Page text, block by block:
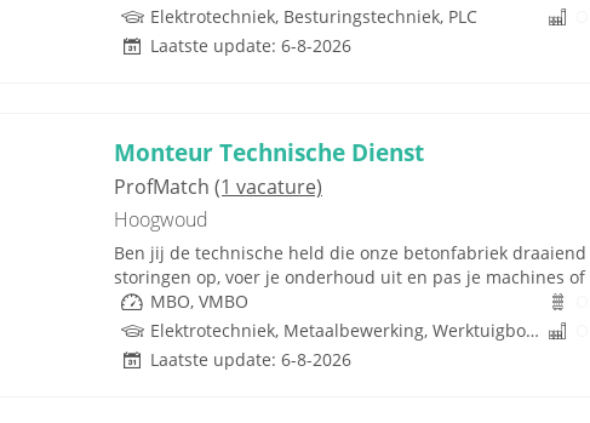
Elektrotechniek, Besturingstechniek, PLC
Laatste update: 6-8-2026
Monteur Technische Dienst
ProfMatch (1 vacature)
Hoogwoud
Ben jij de technische held die onze betonfabriek
storingen op, voer je onderhoud uit en pas je machines
MBO, VMBO
Elektrotechniek, Metaalbewerking, Werktuigbouwkunde, Metaal, PLC, Techniek, W-Installaties, VMBO
Laatste update: 6-8-2026